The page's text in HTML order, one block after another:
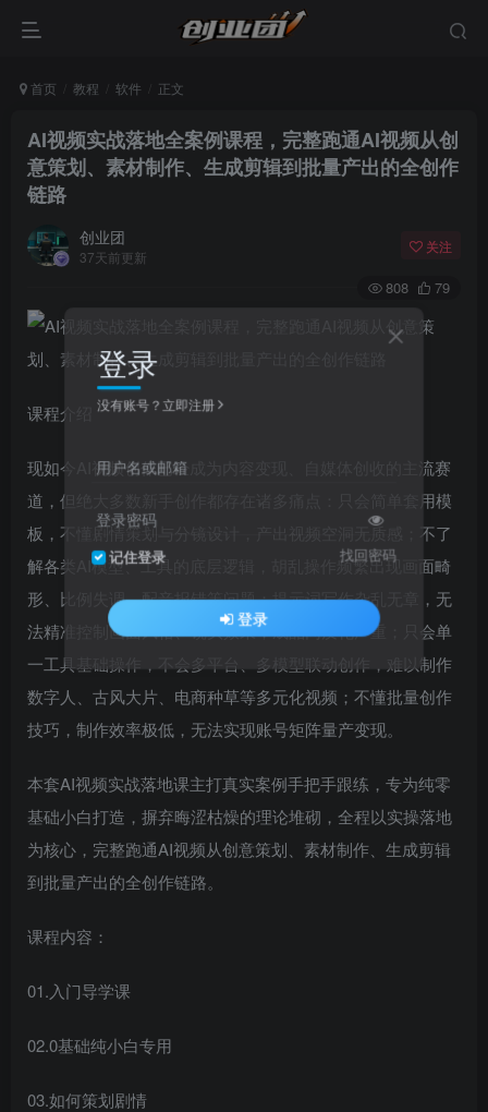
首页 教程 软件 正文
AI视频实战落地全案例课程，完整跑通AI视频从创
意策划、素材制作、生成剪辑到批量产出的全创作
链路
创业团
37天前更新
关注
808 79
课程介绍
现如今AI视频创作已经成为内容变现、自媒体创收的主流赛
道，但绝大多数新手创作都存在诸多痛点：只会简单套用模
板，不懂剧情策划与分镜设计，产出视频空洞无质感；不了
解各类AI模型、工具的底层逻辑，胡乱操作频繁出现画面畸
形、比例失调、配音报错等问题；提示词写作杂乱无章，无
法精准控制画面风格、镜头效果，成品同质化严重；只会单
一工具基础操作，不会多平台、多模型联动创作，难以制作
数字人、古风大片、电商种草等多元化视频；不懂批量创作
技巧，制作效率极低，无法实现账号矩阵量产变现。
本套AI视频实战落地课主打真实案例手把手跟练，专为纯零
基础小白打造，摒弃晦涩枯燥的理论堆砌，全程以实操落地
为核心，完整跑通AI视频从创意策划、素材制作、生成剪辑
到批量产出的全创作链路。
课程内容：
01.入门导学课
02.0基础纯小白专用
03.如何策划剧情
登录
没有账号？立即注册
用户名或邮箱
登录密码
记住登录 找回密码
登录